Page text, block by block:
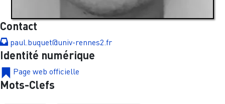
Contact
paul.buquet@univ-rennes2.fr
Identité numérique
Page web officielle
Mots-Clefs